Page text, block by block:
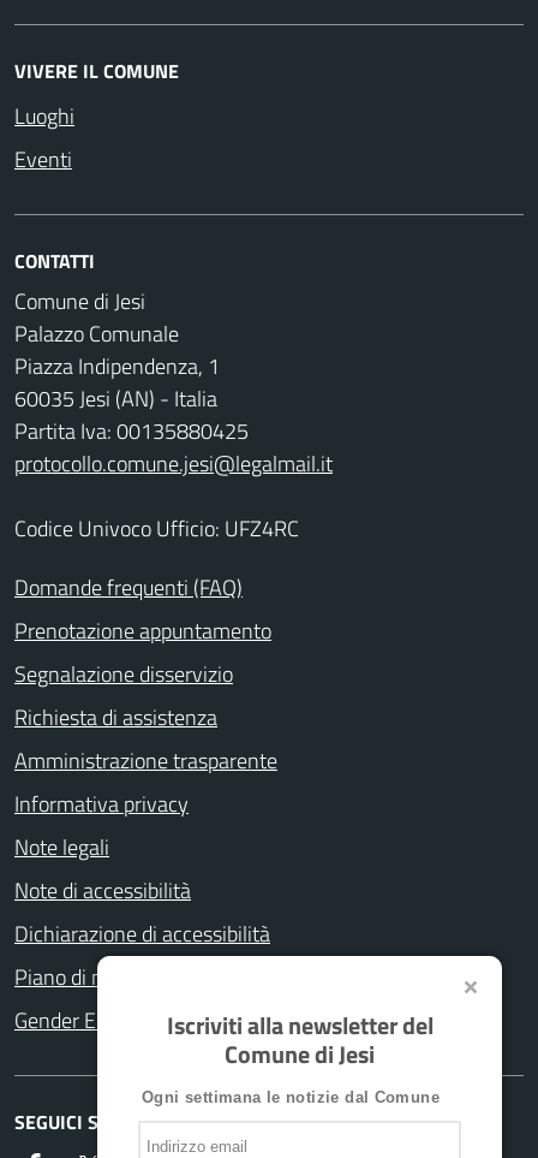
VIVERE IL COMUNE
Luoghi
Eventi
CONTATTI
Comune di Jesi
Palazzo Comunale
Piazza Indipendenza, 1
60035 Jesi (AN) - Italia
Partita Iva: 00135880425
protocollo.comune.jesi@legalmail.it
Codice Univoco Ufficio: UFZ4RC
Domande frequenti (FAQ)
Prenotazione appuntamento
Segnalazione disservizio
Richiesta di assistenza
Amministrazione trasparente
Informativa privacy
Note legali
Note di accessibilità
Dichiarazione di accessibilità
Piano di miglioramento del sito
Gender Equity Plan
SEGUICI SU
Iscriviti alla newsletter del
Comune di Jesi
Ogni settimana le notizie dal Comune